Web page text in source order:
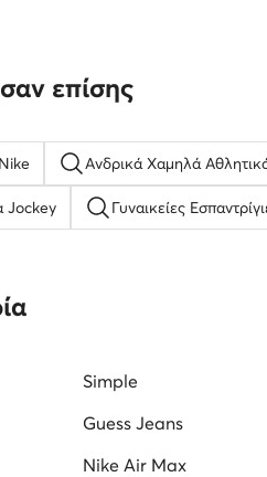
επίσης
Ανδρικά Χαμηλά
Jockey Γυναικείες
vans γυναικεια παπουτσια
Simple
Guess Jeans
Nike Air Max